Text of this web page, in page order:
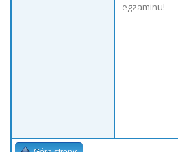
egzaminu!